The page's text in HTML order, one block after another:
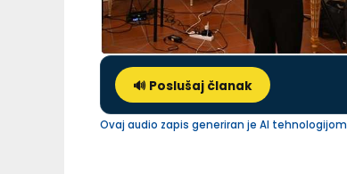
🔊 Poslušaj članak
Ovaj audio zapis generiran je AI tehnologijom